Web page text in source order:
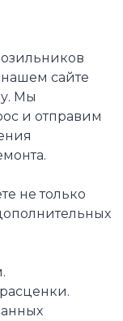
сайте
Мы
и отправим
не только